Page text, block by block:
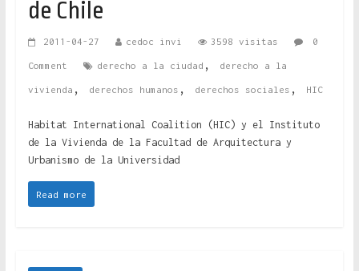
de Chile
2011-04-27 cedoc invi 3598 visitas 0
Comment derecho a la ciudad , derecho a la
vivienda , derechos humanos , derechos sociales , HIC
Habitat International Coalition (HIC) y el Instituto
de la Vivienda de la Facultad de Arquitectura y
Urbanismo de la Universidad
Read more